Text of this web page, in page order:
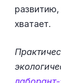
хватает.